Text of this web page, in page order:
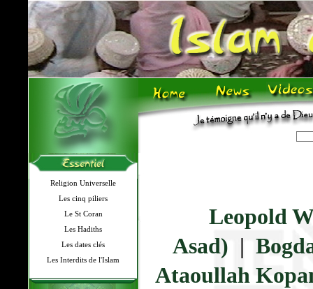
Religion Universelle
Les cinq piliers
Le St Coran
Les Hadiths
Les dates clés
Les Interdits de l'Islam
Leopold
Asad) |
Ataoullah